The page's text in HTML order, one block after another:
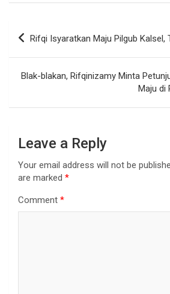
Rifqi Isyaratkan Maju Pilgub Kalsel,
Blak-blakan, Rifqinizamy Minta
Maju di
Leave a Reply
Your email address will not be
are marked *
Comment *